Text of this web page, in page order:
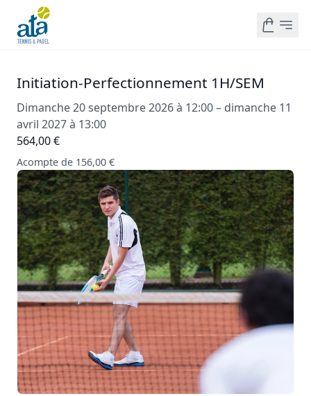
Initiation-Perfectionnement 1H/SEM
Dimanche 20 septembre 2026 à 12:00 – dimanche 11
avril 2027 à 13:00
564,00 €
Acompte de 156,00 €